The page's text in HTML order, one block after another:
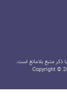
منبع بلامانع است.
Copyright ©